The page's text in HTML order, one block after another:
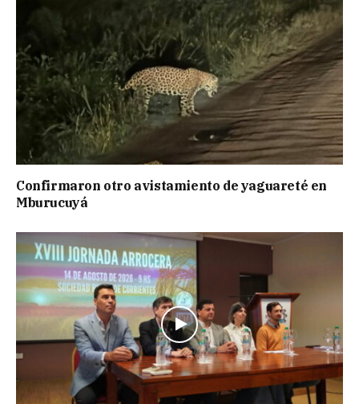
Confirmaron otro avistamiento de yaguareté en
Mburucuyá